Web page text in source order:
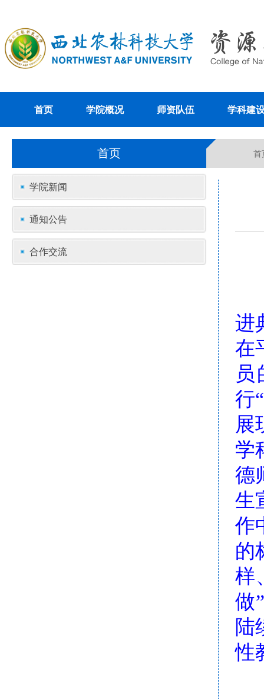
首页 学院概况 师资队伍 学科建
首页 首
学院新闻
通知公告
合作交流
进
在
行
展
学
德
生
作
的
样
做
陆
性